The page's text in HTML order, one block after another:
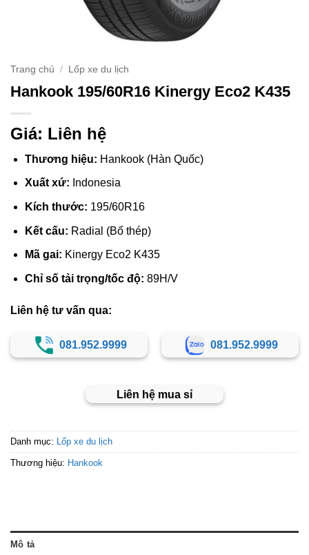
Trang chủ / Lốp xe du lịch
Hankook 195/60R16 Kinergy Eco2 K435
Giá: Liên hệ
Thương hiệu: Hankook (Hàn Quốc)
Xuất xứ: Indonesia
Kích thước: 195/60R16
Kết cấu: Radial (Bố thép)
Mã gai: Kinergy Eco2 K435
Chỉ số tải trọng/tốc độ: 89H/V
Liên hệ tư vấn qua:
081.952.9999 081.952.9999
Liên hệ mua sỉ
Danh mục: Lốp xe du lịch
Thương hiệu: Hankook
Mô tả